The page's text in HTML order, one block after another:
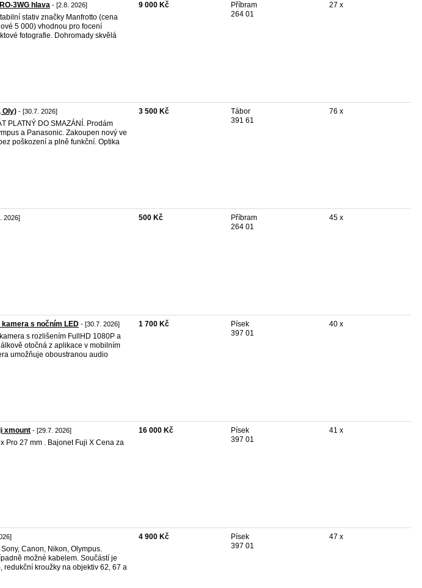
3WG hlava - [2.8. 2026]
stativ značky Manfrotto (cena
5 000) vhodnou pro focení
fotografie. Dohromady skvělá
9 000 Kč
Příbram
264 01
27 x
Oly) - [30.7. 2026]
PLATNÝ DO SMAZÁNÍ. Prodám
a Panasonic. Zakoupen nový ve
poškození a plně funkční. Optika
3 500 Kč
Tábor
391 61
76 x
2026] 500 Kč
Příbram
264 01
45 x
kamera s nočním LED - [30.7. 2026]
s rozlišením FullHD 1080P a
otočná z aplikace v mobilním
umožňuje oboustranou audio
1 700 Kč
Písek
397 01
40 x
xmount - [29.7. 2026]
Pro 27 mm . Bajonet Fuji X Cena za
16 000 Kč
Písek
397 01
41 x
Canon, Nikon, Olympus.
možné kabelem. Součástí je
kroužky na objektiv 62, 67 a
4 900 Kč
Písek
397 01
47 x